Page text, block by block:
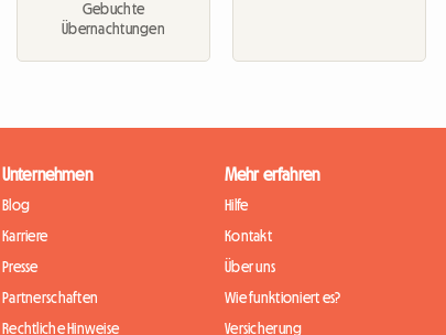
Gebuchte
Übernachtungen
Unternehmen
Blog
Karriere
Presse
Partnerschaften
Rechtliche Hinweise
Mehr erfahren
Hilfe
Kontakt
Über uns
Wie funktioniert es?
Versicherung